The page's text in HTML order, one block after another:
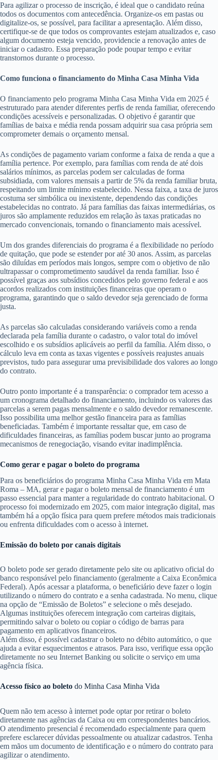
Para agilizar o processo de inscrição, é ideal que o candidato reúna
todos os documentos com antecedência. Organize-os em pastas ou
digitalize-os, se possível, para facilitar a apresentação. Além disso,
certifique-se de que todos os comprovantes estejam atualizados e, caso
algum documento esteja vencido, providencie a renovação antes de
iniciar o cadastro. Essa preparação pode poupar tempo e evitar
transtornos durante o processo.
Como funciona o financiamento do Minha Casa Minha Vida
O financiamento pelo programa Minha Casa Minha Vida em 2025 é
estruturado para atender diferentes perfis de renda familiar, oferecendo
condições acessíveis e personalizadas. O objetivo é garantir que
famílias de baixa e média renda possam adquirir sua casa própria sem
comprometer demais o orçamento mensal.
As condições de pagamento variam conforme a faixa de renda a que a
família pertence. Por exemplo, para famílias com renda de até dois
salários mínimos, as parcelas podem ser calculadas de forma
subsidiada, com valores mensais a partir de 5% da renda familiar bruta,
respeitando um limite mínimo estabelecido. Nessa faixa, a taxa de juros
costuma ser simbólica ou inexistente, dependendo das condições
estabelecidas no contrato. Já para famílias das faixas intermediárias, os
juros são amplamente reduzidos em relação às taxas praticadas no
mercado convencionais, tornando o financiamento mais acessível.
Um dos grandes diferenciais do programa é a flexibilidade no período
de quitação, que pode se estender por até 30 anos. Assim, as parcelas
são diluídas em períodos mais longos, sempre com o objetivo de não
ultrapassar o comprometimento saudável da renda familiar. Isso é
possível graças aos subsídios concedidos pelo governo federal e aos
acordos realizados com instituições financeiras que operam o
programa, garantindo que o saldo devedor seja gerenciado de forma
justa.
As parcelas são calculadas considerando variáveis como a renda
declarada pela família durante o cadastro, o valor total do imóvel
escolhido e os subsídios aplicáveis ao perfil da família. Além disso, o
cálculo leva em conta as taxas vigentes e possíveis reajustes anuais
previstos, tudo para assegurar uma previsibilidade dos valores ao longo
do contrato.
Outro ponto importante é a transparência: o comprador tem acesso a
um cronograma detalhado do financiamento, incluindo os valores das
parcelas a serem pagas mensalmente e o saldo devedor remanescente.
Isso possibilita uma melhor gestão financeira para as famílias
beneficiadas. Também é importante ressaltar que, em caso de
dificuldades financeiras, as famílias podem buscar junto ao programa
mecanismos de renegociação, visando evitar inadimplência.
Como gerar e pagar o boleto do programa
Para os beneficiários do programa Minha Casa Minha Vida em Mata
Roma – MA, gerar e pagar o boleto mensal de financiamento é um
passo essencial para manter a regularidade do contrato habitacional. O
processo foi modernizado em 2025, com maior integração digital, mas
também há a opção física para quem prefere métodos mais tradicionais
ou enfrenta dificuldades com o acesso à internet.
Emissão do boleto por canais digitais
O boleto pode ser gerado diretamente pelo site ou aplicativo oficial do
banco responsável pelo financiamento (geralmente a Caixa Econômica
Federal). Após acessar a plataforma, o beneficiário deve fazer o login
utilizando o número do contrato e a senha cadastrada. No menu, clique
na opção de “Emissão de Boletos” e selecione o mês desejado.
Algumas instituições oferecem integração com carteiras digitais,
permitindo salvar o boleto ou copiar o código de barras para
pagamento em aplicativos financeiros.
Além disso, é possível cadastrar o boleto no débito automático, o que
ajuda a evitar esquecimentos e atrasos. Para isso, verifique essa opção
diretamente no seu Internet Banking ou solicite o serviço em uma
agência física.
Acesso físico ao boleto do Minha Casa Minha Vida
Quem não tem acesso à internet pode optar por retirar o boleto
diretamente nas agências da Caixa ou em correspondentes bancários.
O atendimento presencial é recomendado especialmente para quem
prefere esclarecer dúvidas pessoalmente ou atualizar cadastros. Tenha
em mãos um documento de identificação e o número do contrato para
agilizar o atendimento.